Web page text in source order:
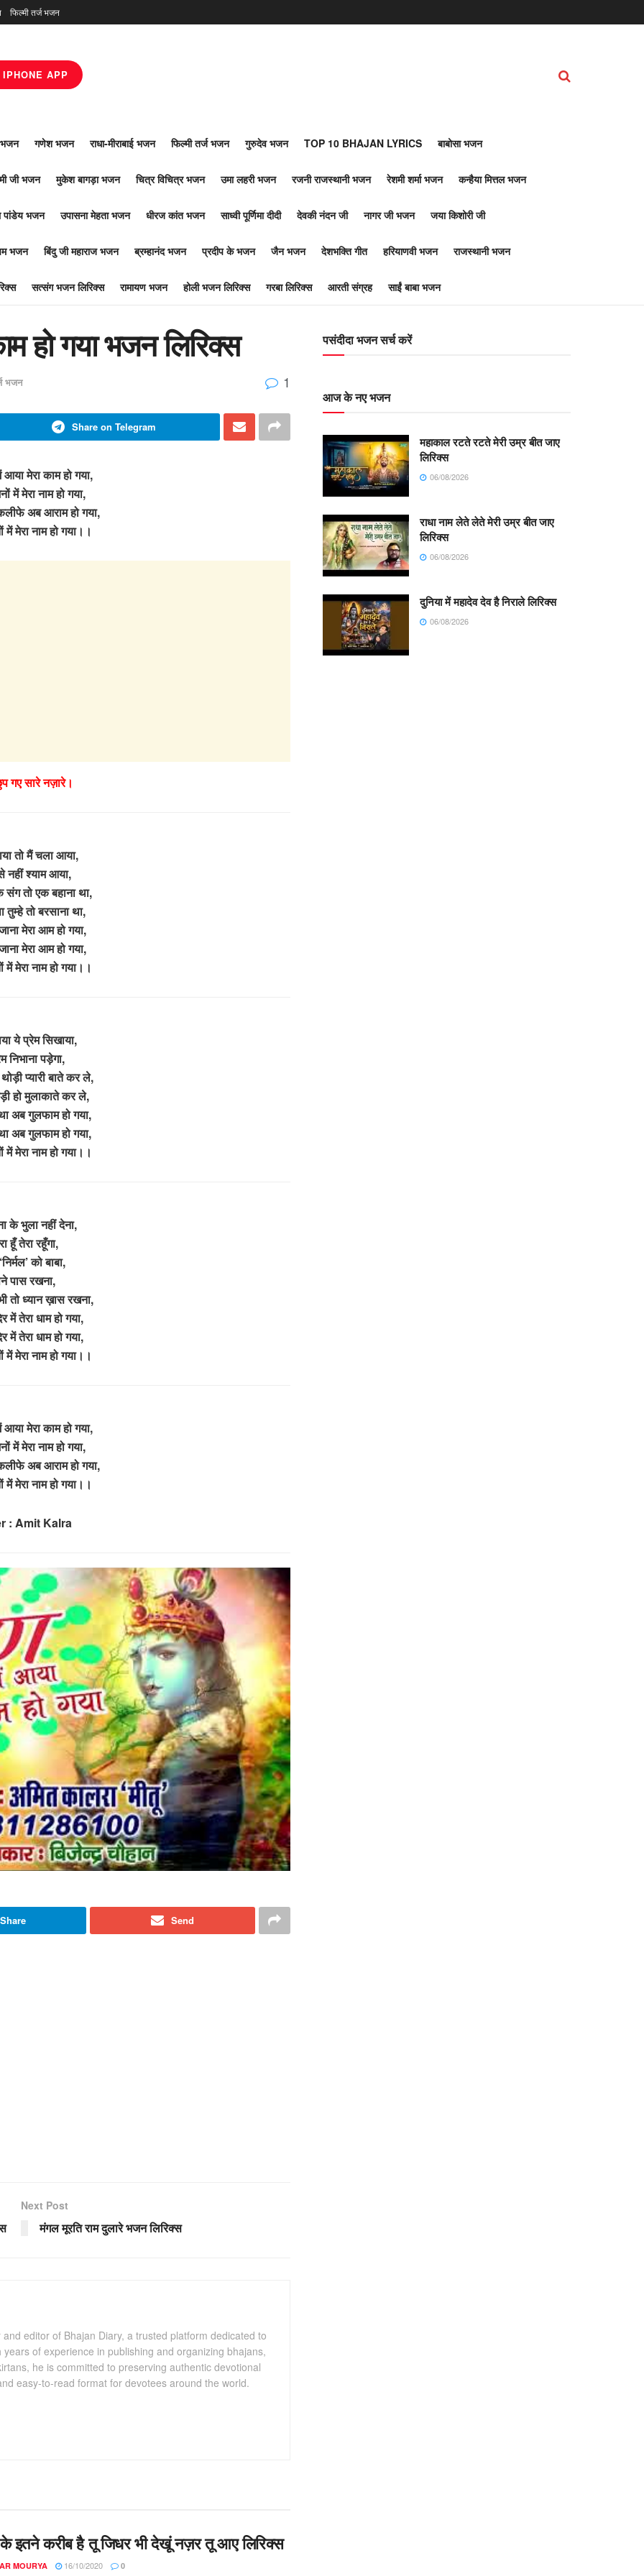
फिल्मी तर्ज भजन
IPHONE APP
भजन गणेश भजन राधा-मीराबाई भजन फिल्मी तर्ज भजन गुरुदेव भजन TOP 10 BHAJAN LYRICS बाबोसा भजन
जी भजन मुकेश बागड़ा भजन चित्र विचित्र भजन उमा लहरी भजन रजनी राजस्थानी भजन रेशमी शर्मा भजन कन्हैया मित्तल भजन
पांडेय भजन उपासना मेहता भजन धीरज कांत भजन साध्वी पूर्णिमा दीदी देवकी नंदन जी नागर जी भजन जया किशोरी जी
भजन बिंदु जी महाराज भजन ब्रम्हानंद भजन प्रदीप के भजन जैन भजन देशभक्ति गीत हरियाणवी भजन राजस्थानी भजन
सत्संग भजन लिरिक्स रामायण भजन होली भजन लिरिक्स गरबा लिरिक्स आरती संग्रह साईं बाबा भजन
हो गया भजन लिरिक्स
भजन 1
Share on Telegram
मेरा काम हो गया,
में मेरा नाम हो गया,
अब आराम हो गया,
में मेरा नाम हो गया।।
गए सारे नज़ारे।
तो मैं चला आया,
श्याम आया,
संग तो एक बहाना था,
तुम्हे तो बरसाना था,
मेरा आम हो गया,
मेरा आम हो गया,
में मेरा नाम हो गया।।
ये प्रेम सिखाया,
निभाना पड़ेगा,
प्यारी बाते कर ले,
हो मुलाकाते कर ले,
अब गुलफाम हो गया,
अब गुलफाम हो गया,
में मेरा नाम हो गया।।
के भुला नहीं देना,
हूँ तेरा रहूँगा,
को बाबा,
पास रखना,
तो ध्यान ख़ास रखना,
में तेरा धाम हो गया,
में तेरा धाम हो गया,
में मेरा नाम हो गया।।
मेरा काम हो गया,
में मेरा नाम हो गया,
अब आराम हो गया,
में मेरा नाम हो गया।।
: Amit Kalra
Share Send
Next Post
मंगल मूरति राम दुलारे भजन लिरिक्स
editor of Bhajan Diary, a trusted platform dedicated to
of experience in publishing and organizing bhajans,
he is committed to preserving authentic devotional
easy-to-read format for devotees around the world.
के इतने करीब है तू जिधर भी देखूं नज़र तू आए लिरिक्स
MOURYA 16/10/2020 0
पसंदीदा भजन सर्च करें
आज के नए भजन
महाकाल रटते रटते मेरी उम्र बीत जाए
लिरिक्स
06/08/2026
राधा नाम लेते लेते मेरी उम्र बीत जाए
लिरिक्स
06/08/2026
दुनिया में महादेव देव है निराले लिरिक्स
06/08/2026